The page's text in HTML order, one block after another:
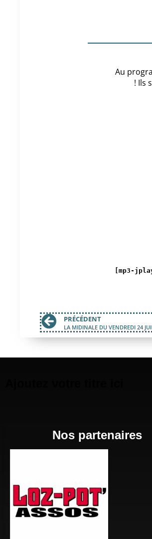
Au
! Ils
[mp3-
PRÉCÉDENT
LA MIDINALE DU VENDREDI 24
Nos partenaires